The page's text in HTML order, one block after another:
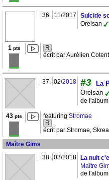
36. 11/2017
Suicide
Orelsan
1 pts
R
écrit par Aurélien
37. 02/2018 #3
La
Orelsan
de l'album
43 pts featuring Stromae
R
écrit par Stromae,
Maître Gims
38. 03/2018
La nuit
Maître
de l'album